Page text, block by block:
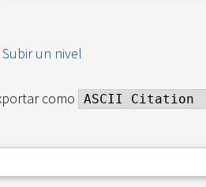
Subir un nivel
como